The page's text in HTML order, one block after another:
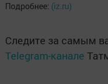
Подробнее: (iz.ru)
Следите за самым
Telegram-канале